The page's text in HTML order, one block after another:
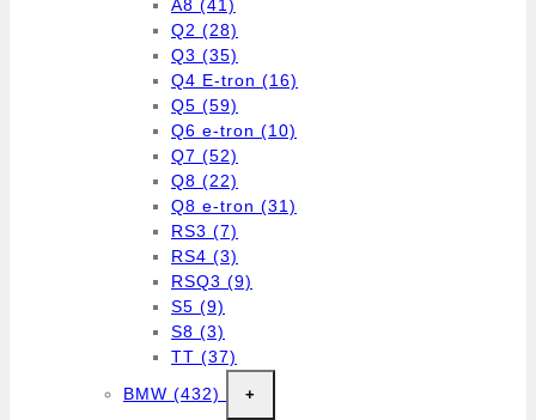
A8 (41)
Q2 (28)
Q3 (35)
Q4 E-tron (16)
Q5 (59)
Q6 e-tron (10)
Q7 (52)
Q8 (22)
Q8 e-tron (31)
RS3 (7)
RS4 (3)
RSQ3 (9)
S5 (9)
S8 (3)
TT (37)
BMW (432) +